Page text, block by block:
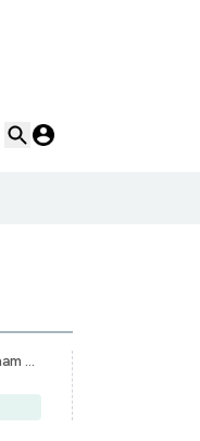
Indeks Saham Syariah Indonesia